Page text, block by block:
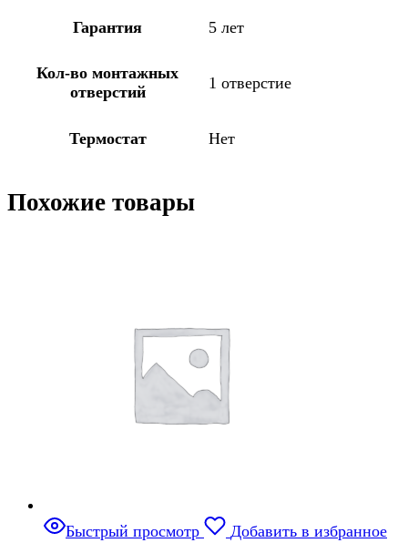
Гарантия 5 лет
Кол-во монтажных
отверстий
1 отверстие
Термостат Нет
Похожие товары
Быстрый просмотр
Добавить в избранное